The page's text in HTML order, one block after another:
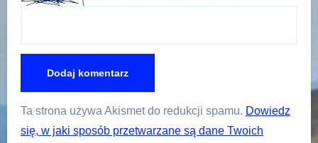
Ta strona używa Akismet do redukcji spamu. Dowiedz
się, w jaki sposób przetwarzane są dane Twoich